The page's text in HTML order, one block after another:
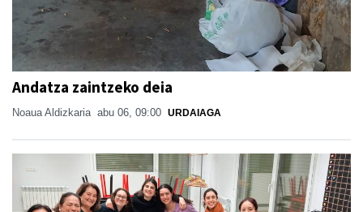
Andatza zaintzeko deia
Noaua Aldizkaria abu 06, 09:00 URDAIAGA